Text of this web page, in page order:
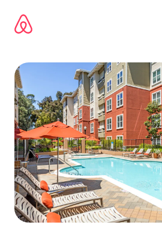
directement